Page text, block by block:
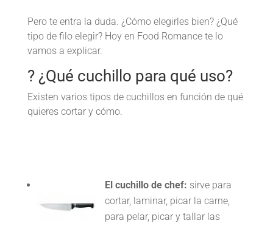
Pero te entra la duda. ¿Cómo elegirles bien? ¿Qué
tipo de filo elegir? Hoy en Food Romance te lo
vamos a explicar.
? ¿Qué cuchillo para qué uso?
Existen varios tipos de cuchillos en función de qué
quieres cortar y cómo.
El cuchillo de chef: sirve para
cortar, laminar, picar la carne,
para pelar, picar y tallar las